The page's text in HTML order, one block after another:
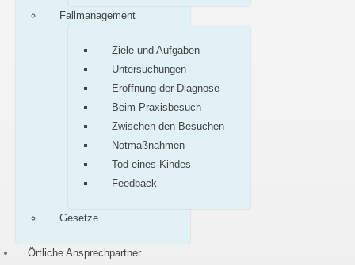
Fallmanagement
Ziele und Aufgaben
Untersuchungen
Eröffnung der Diagnose
Beim Praxisbesuch
Zwischen den Besuchen
Notmaßnahmen
Tod eines Kindes
Feedback
Gesetze
Örtliche Ansprechpartner